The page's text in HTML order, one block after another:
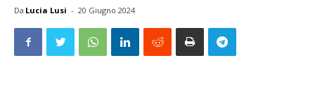
Da Lucia Lusi - 20 Giugno 2024